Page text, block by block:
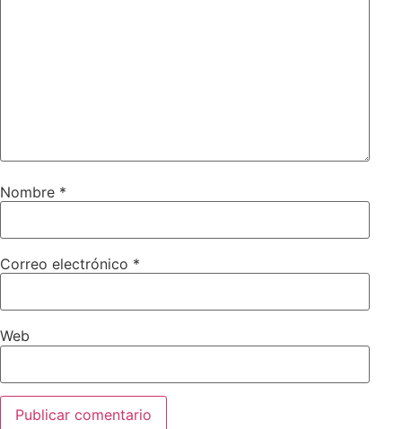
Nombre *
Correo electrónico *
Web